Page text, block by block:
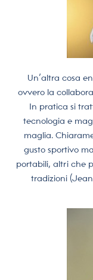
Un’altra cosa
ovvero la
In pratica si
tecnologia e
maglia.
gusto sportivo
portabili, altri che
tradizioni